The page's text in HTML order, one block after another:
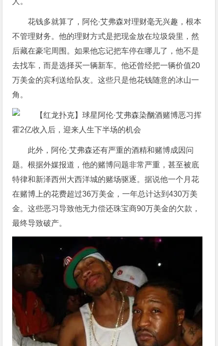
花钱多就算了，阿伦·艾弗森对理财毫无兴趣，根本
不管理财务。他的理财方式是把现金放在垃圾袋里，然
后藏在豪宅周围。如果他忘记把车停在哪儿了，他不是
去找车，而是选择买一辆新车。他还曾经把一辆价值20
万美金的宾利送给队友。这些只是他花钱随意的冰山一
角。
此外，阿伦·艾弗森还有严重的酒精和赌博成因问
题。根据外媒报道，他的赌博问题非常严重，甚至被底
特律和新泽西州大西洋城的赌场驱逐。据说他一个月花
在赌博上的花费超过36万美金，一年总计达到430万美
金。这些恶习导致他无力偿还珠宝商90万美金的欠款，
最终导致破产。